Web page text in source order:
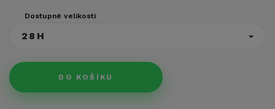
Dostupné velikosti
28H
DO KOŠÍKU